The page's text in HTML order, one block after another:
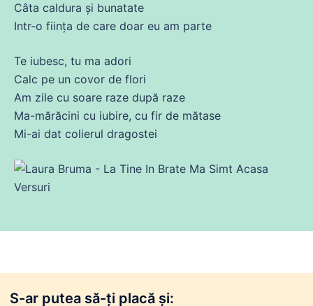
Câta caldura și bunatate
Intr-o ființa de care doar eu am parte
Te iubesc, tu ma adori
Calc pe un covor de flori
Am zile cu soare raze după raze
Ma-mărăcini cu iubire, cu fir de mătase
Mi-ai dat colierul dragostei
S-ar putea să-ți placă și: